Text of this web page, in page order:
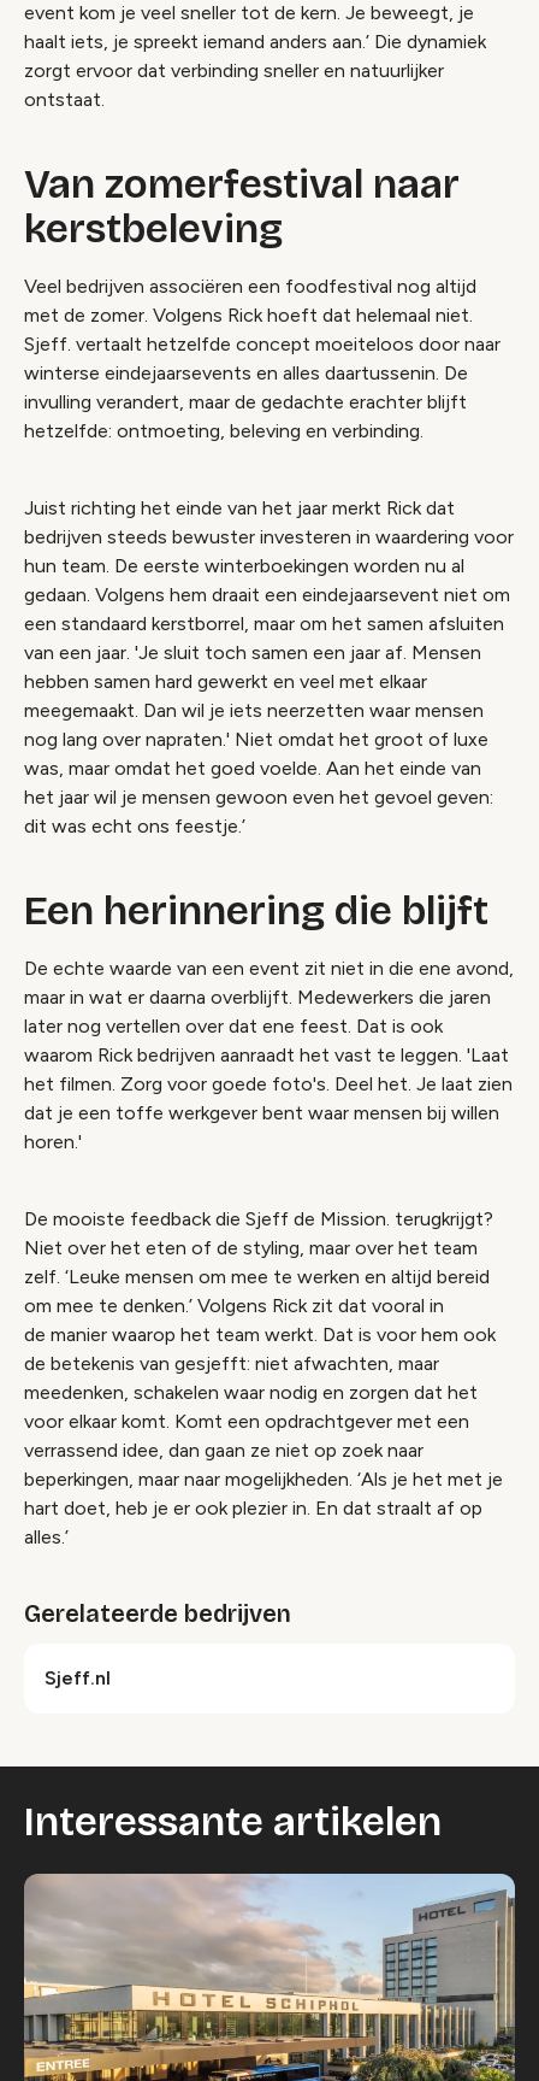
event kom je veel sneller tot de kern. Je beweegt, je
haalt iets, je spreekt iemand anders aan.’ Die dynamiek
zorgt ervoor dat verbinding sneller en natuurlijker
ontstaat.
Van zomerfestival naar
kerstbeleving
Veel bedrijven associëren een foodfestival nog altijd
met de zomer. Volgens Rick hoeft dat helemaal niet.
Sjeff. vertaalt hetzelfde concept moeiteloos door naar
winterse eindejaarsevents en alles daartussenin. De
invulling verandert, maar de gedachte erachter blijft
hetzelfde: ontmoeting, beleving en verbinding.
Juist richting het einde van het jaar merkt Rick dat
bedrijven steeds bewuster investeren in waardering voor
hun team. De eerste winterboekingen worden nu al
gedaan. Volgens hem draait een eindejaarsevent niet om
een standaard kerstborrel, maar om het samen afsluiten
van een jaar. 'Je sluit toch samen een jaar af. Mensen
hebben samen hard gewerkt en veel met elkaar
meegemaakt. Dan wil je iets neerzetten waar mensen
nog lang over napraten.' Niet omdat het groot of luxe
was, maar omdat het goed voelde. Aan het einde van
het jaar wil je mensen gewoon even het gevoel geven:
dit was echt ons feestje.’
Een herinnering die blijft
De echte waarde van een event zit niet in die ene avond,
maar in wat er daarna overblijft. Medewerkers die jaren
later nog vertellen over dat ene feest. Dat is ook
waarom Rick bedrijven aanraadt het vast te leggen. 'Laat
het filmen. Zorg voor goede foto's. Deel het. Je laat zien
dat je een toffe werkgever bent waar mensen bij willen
horen.'
De mooiste feedback die Sjeff de Mission. terugkrijgt?
Niet over het eten of de styling, maar over het team
zelf. ‘Leuke mensen om mee te werken en altijd bereid
om mee te denken.’ Volgens Rick zit dat vooral in
de manier waarop het team werkt. Dat is voor hem ook
de betekenis van gesjefft: niet afwachten, maar
meedenken, schakelen waar nodig en zorgen dat het
voor elkaar komt. Komt een opdrachtgever met een
verrassend idee, dan gaan ze niet op zoek naar
beperkingen, maar naar mogelijkheden. ‘Als je het met je
hart doet, heb je er ook plezier in. En dat straalt af op
alles.’
Gerelateerde bedrijven
Sjeff.nl
Interessante artikelen